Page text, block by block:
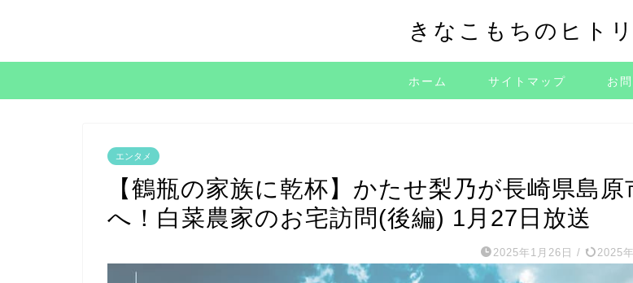
きなこもちのヒト
ホーム サイトマップ お
エンタメ
【鶴瓶の家族に乾杯】かたせ梨乃が長崎県島原
へ！白菜農家のお宅訪問(後編) 1月27日放送
2025年1月26日 / 2025